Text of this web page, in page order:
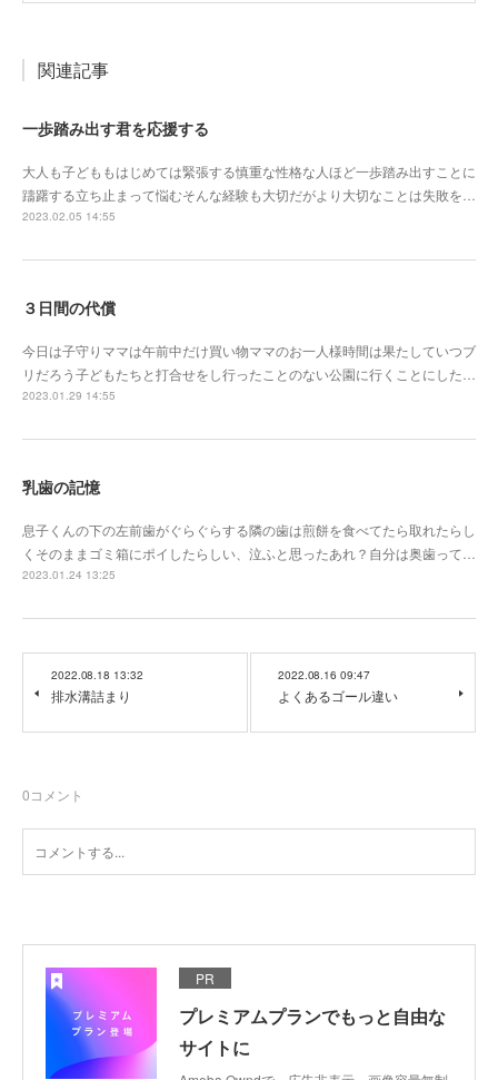
関連記事
一歩踏み出す君を応援する
大人も子どももはじめては緊張する慎重な性格な人ほど一歩踏み出すことに
躊躇する立ち止まって悩むそんな経験も大切だがより大切なことは失敗を…
2023.02.05 14:55
３日間の代償
今日は子守りママは午前中だけ買い物ママのお一人様時間は果たしていつブ
リだろう子どもたちと打合せをし行ったことのない公園に行くことにした…
2023.01.29 14:55
乳歯の記憶
息子くんの下の左前歯がぐらぐらする隣の歯は煎餅を食べてたら取れたらし
くそのままゴミ箱にポイしたらしい、泣ふと思ったあれ？自分は奥歯って…
2023.01.24 13:25
2022.08.18 13:32
排水溝詰まり
2022.08.16 09:47
よくあるゴール違い
0コメント
PR
プレミアムプランでもっと自由な
サイトに